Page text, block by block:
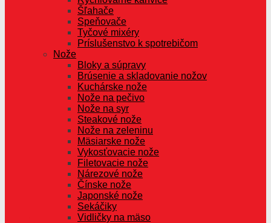
Šľahače
Speňovače
Tyčové mixéry
Príslušenstvo k spotrebičom
Nože
Bloky a súpravy
Brúsenie a skladovanie nožov
Kuchárske nože
Nože na pečivo
Nože na syr
Steakové nože
Nože na zeleninu
Mäsiarske nože
Vykosťovacie nože
Filetovacie nože
Nárezové nože
Čínske nože
Japonské nože
Sekáčiky
Vidličky na mäso